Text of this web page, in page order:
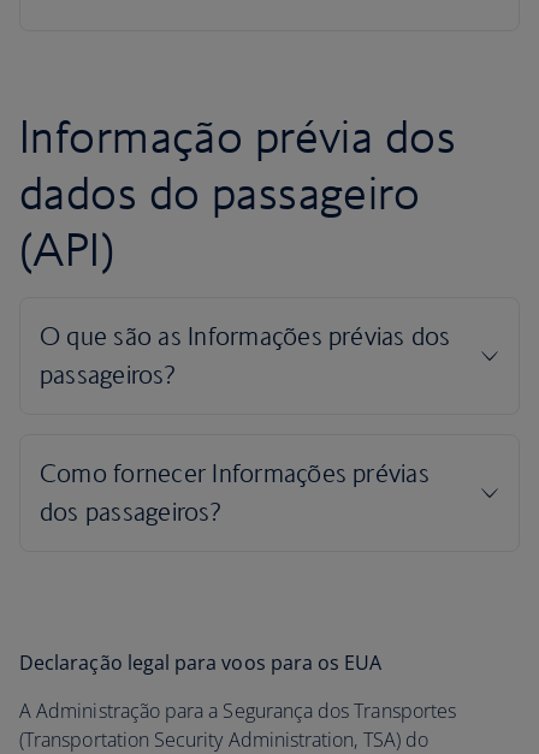
Informação prévia dos
dados do passageiro
(API)
Declaração legal para voos para os EUA
A Administração para a Segurança dos Transportes
(Transportation Security Administration, TSA) do